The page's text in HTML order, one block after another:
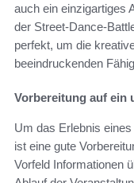
auch ein einzigartiges
der Street-Dance-
perfekt, um die
beeindruckenden
Vorbereitung auf ein
Um das Erlebnis
ist eine gute
Vorfeld Informationen